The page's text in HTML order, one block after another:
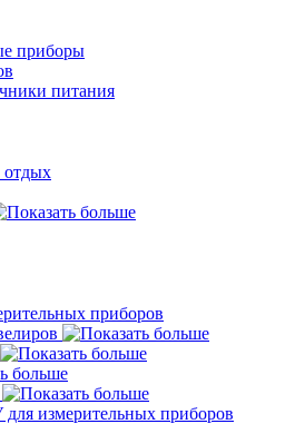
приборы
питания
отдых
приборов
измерительных приборов